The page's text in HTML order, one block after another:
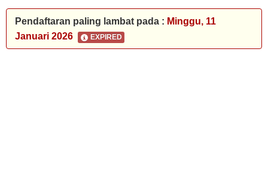
Pendaftaran paling lambat pada : Minggu, 11
Januari 2026
EXPIRED